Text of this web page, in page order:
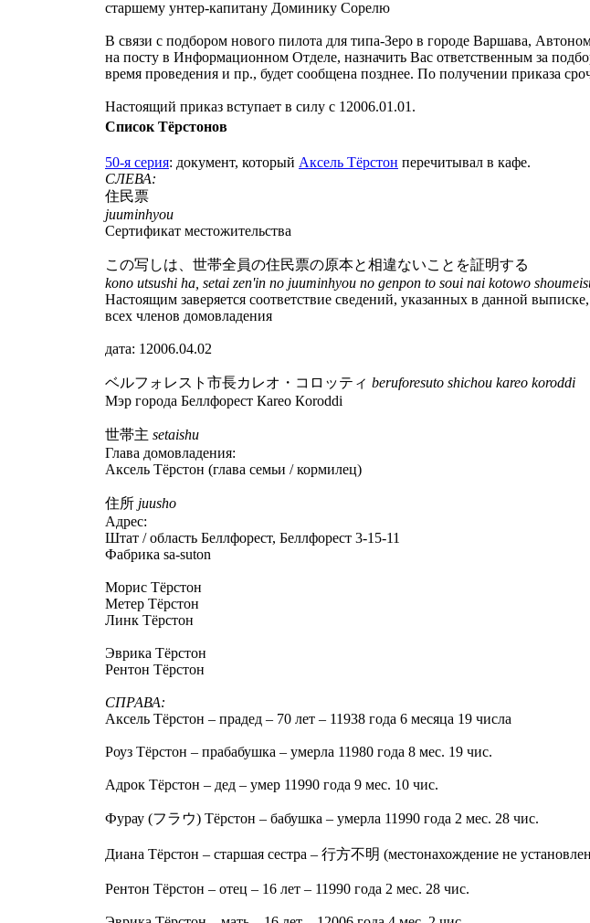
старшему унтер-капитану Доминику Сорелю
В связи с подбором нового пилота для типа-Зеро в городе Варшава,
на посту в Информационном Отделе, назначить Вас ответственным за
время проведения и пр., будет сообщена позднее. По получении приказа
Настоящий приказ вступает в силу с 12006.01.01.
Список Тёрстонов
50-я серия: документ, который Аксель Тёрстон перечитывал в кафе.
СЛЕВА:
住民票
juuminhyou
Сертификат местожительства
この写しは、世帯全員の住民票の原本と相違ないことを証明する
kono utsushi ha, setai zen'in no juuminhyou no genpon to soui nai kotowo
Настоящим заверяется соответствие сведений, указанных в данной
всех членов домовладения
дата: 12006.04.02
ベルフォレスト市長カレオ・コロッティ beruforesuto shichou kareo koroddi
Мэр города Беллфорест Кareo Кoroddi
世帯主 setaishu
Глава домовладения:
Аксель Тёрстон (глава семьи / кормилец)
住所 juusho
Адрес:
Штат / область Беллфорест, Беллфорест 3-15-11
Фабрика sa-suton
Морис Тёрстон
Метер Тёрстон
Линк Тёрстон
Эврика Тёрстон
Рентон Тёрстон
СПРАВА:
Аксель Тёрстон – прадед – 70 лет – 11938 года 6 месяца 19 числа
Роуз Тёрстон – прабабушка – умерла 11980 года 8 мес. 19 чис.
Адрок Тёрстон – дед – умер 11990 года 9 мес. 10 чис.
Фурау (フラウ) Тёрстон – бабушка – умерла 11990 года 2 мес. 28 чис.
Диана Тёрстон – старшая сестра – 行方不明 (местонахождение не
Рентон Тёрстон – отец – 16 лет – 11990 года 2 мес. 28 чис.